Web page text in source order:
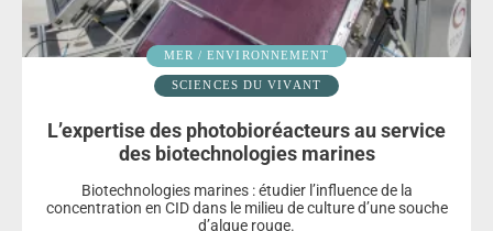
MER / ENVIRONNEMENT
SCIENCES DU VIVANT
L’expertise des photobioréacteurs au service
des biotechnologies marines
Biotechnologies marines : étudier l’influence de la
concentration en CID dans le milieu de culture d’une souche
d’algue rouge.